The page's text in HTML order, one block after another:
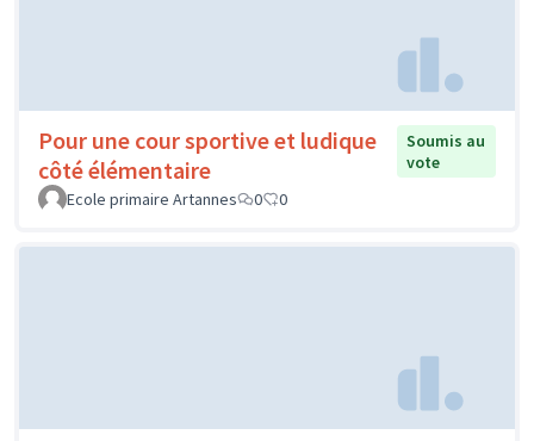
Pour une cour sportive et ludique
côté élémentaire
Soumis au
vote
Ecole primaire Artannes
0 0